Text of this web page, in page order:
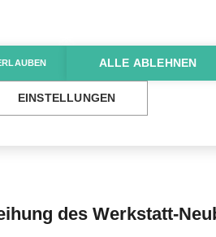
am
des Werkstatt-
ALLE ABLEHNEN
EINSTELLUNGEN